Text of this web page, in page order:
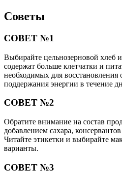
Советы
СОВЕТ №1
Выбирайте цельнозерновой хлеб
содержат больше клетчатки и
необходимых для восстановления
поддержания энергии в течение
СОВЕТ №2
Обратите внимание на состав
добавлением сахара,
Читайте этикетки и выбирайте
варианты.
СОВЕТ №3